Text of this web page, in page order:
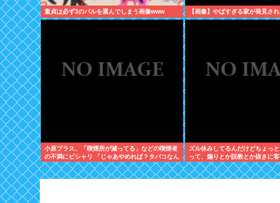
童貞は必ず3のパルを選んでしまう画像www 【画像】やばすぎる家が発見さ
小原ブラス、「喫煙所が減ってる」などの喫煙者
の不満にピシャリ 「じゃあやめれば？タバコなん
て家でだけ吸ってればいい」
ズル休みしてるんだけどちょっ
って、煽りとか説教とか抜きに
人だけきてくれ